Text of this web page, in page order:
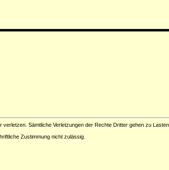
Sämtliche Verletzungen der Rechte Dritter gehen zu
Zustimmung nicht zulässig.